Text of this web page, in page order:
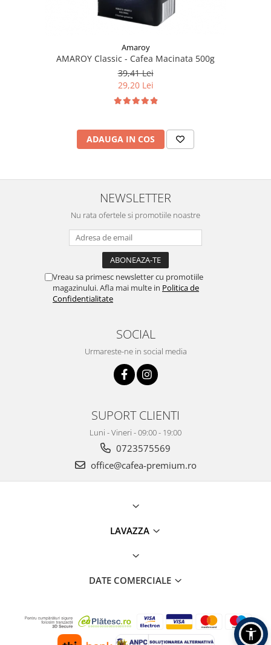
Amaroy
AMAROY Classic - Cafea Macinata 500g
39,41 Lei
29,20 Lei
ADAUGA IN COS
NEWSLETTER
Nu rata ofertele si promotiile noastre
Vreau sa primesc newsletter cu promotiile
magazinului. Afla mai multe in Politica de
Confidentialitate
SOCIAL
Urmareste-ne in social media
SUPORT CLIENTI
Luni - Vineri - 09:00 - 19:00
0723575569
office@cafea-premium.ro
LAVAZZA
DATE COMERCIALE